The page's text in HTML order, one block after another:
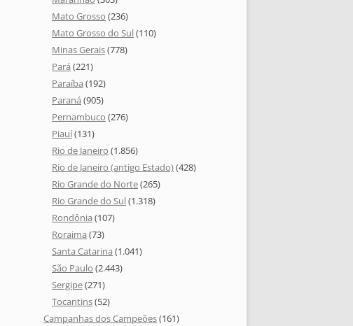
Mato Grosso (236)
Mato Grosso do Sul(110)
Minas Gerais(778)
Pará (221)
Paraíba (192)
Paraná (905)
Pernambuco (276)
Piauí(131)
Rio de Janeiro (1.856)
Rio de Janeiro (antigo Estado)(428)
Rio Grande do Norte(265)
Rio Grande do Sul(1.318)
Rondônia (107)
Roraima (73)
Santa Catarina (1.041)
São Paulo (2.443)
Sergipe(271)
Tocantins(52)
Campanhas dos Campeões(161)